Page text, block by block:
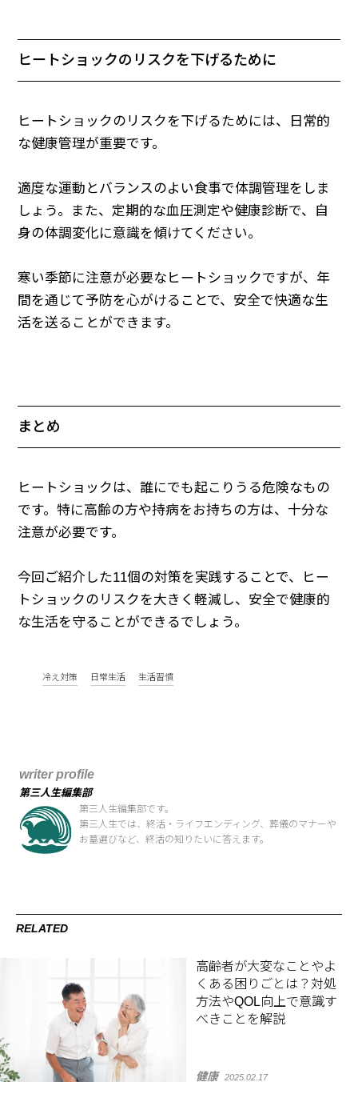
ヒートショックのリスクを下げるために
ヒートショックのリスクを下げるためには、日常的
な健康管理が重要です。
適度な運動とバランスのよい食事で体調管理をしま
しょう。また、定期的な血圧測定や健康診断で、自
身の体調変化に意識を傾けてください。
寒い季節に注意が必要なヒートショックですが、年
間を通じて予防を心がけることで、安全で快適な生
活を送ることができます。
まとめ
ヒートショックは、誰にでも起こりうる危険なもの
です。特に高齢の方や持病をお持ちの方は、十分な
注意が必要です。
今回ご紹介した11個の対策を実践することで、ヒー
トショックのリスクを大きく軽減し、安全で健康的
な生活を守ることができるでしょう。
冷え対策 日常生活 生活習慣
writer profile
第三人生編集部
第三人生編集部です。
第三人生では、終活・ライフエンディング、葬儀のマナーや
お墓選びなど、終活の知りたいに答えます。
RELATED
高齢者が大変なことやよ
くある困りごとは？対処
方法やQOL向上で意識す
べきことを解説
健康 2025.02.17